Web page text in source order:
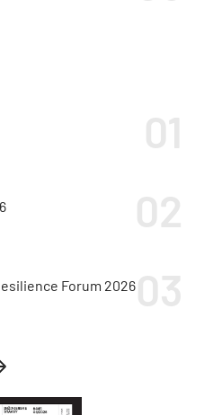
Forum 2026